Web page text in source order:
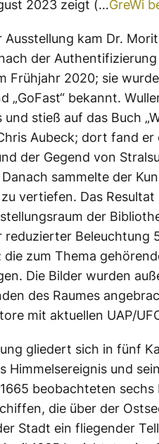
2023 zeigt (…GreWi
Ausstellung kam Dr.
der
Frühjahr 2020; sie
„GoFast“ bekannt.
und stieß auf das Buch
Aubeck; dort fand er
der Gegend von
sammelte der
vertiefen. Das
der
reduzierter Beleuchtung
die zum Thema
Die Bilder wurden
des Raumes
mit aktuellen UAP/
gliedert sich in fünf
Himmelsereignis und
beobachteten
die über der
Stadt ein fliegender